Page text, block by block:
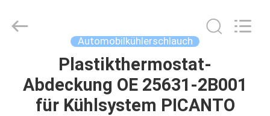
PRODUKTE
Parts
Limited.
Automobilkühlerschlauch
Plastikthermostat-
Abdeckung OE 25631-2B001
für Kühlsystem PICANTO